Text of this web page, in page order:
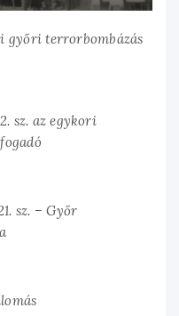
győri terrorbombázás
sz. az egykori
sz. – Győr